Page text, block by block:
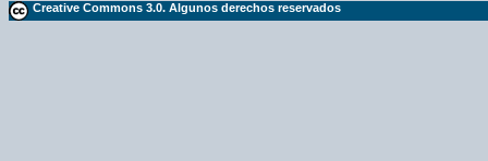
Creative Commons 3.0. Algunos derechos reservados